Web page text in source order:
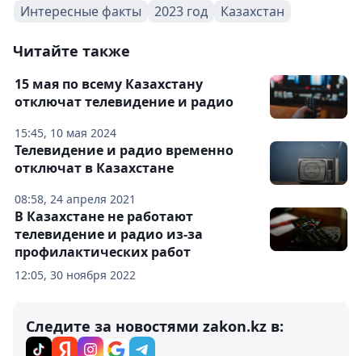
Интересные факты 2023 год Казахстан
Читайте также
15:45, 10 мая 2024
15 мая по всему Казахстану
отключат телевидение и радио
08:58, 24 апреля 2021
Телевидение и радио временно
отключат в Казахстане
12:05, 30 ноября 2022
В Казахстане не работают
телевидение и радио из-за
профилактических работ
Следите за новостями zakon.kz в: